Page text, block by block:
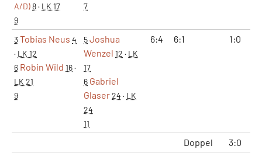
A/D)8· LK 17
9
7
3Tobias Neus 4
· LK 12
6 Robin Wild 16·
LK 21
9
5Joshua
Wenzel 12 · LK
17
6 Gabriel
Glaser24 · LK
24
11
6:4 6:1 1:0
Doppel
3:0